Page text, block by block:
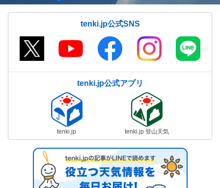
tenki.jp公式SNS
tenki.jp公式アプリ
tenki.jp tenki.jp 登山天気